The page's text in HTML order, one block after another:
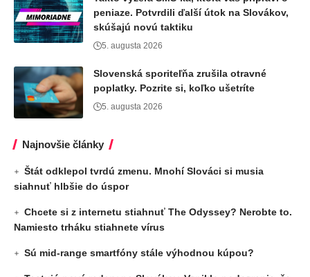
peniaze. Potvrdili ďalší útok na Slovákov,
skúšajú novú taktiku
5. augusta 2026
Slovenská sporiteľňa zrušila otravné
poplatky. Pozrite si, koľko ušetríte
5. augusta 2026
Najnovšie články
Štát odklepol tvrdú zmenu. Mnohí Slováci si musia
siahnuť hlbšie do úspor
Chcete si z internetu stiahnuť The Odyssey? Nerobte to.
Namiesto trháku stiahnete vírus
Sú mid-range smartfóny stále výhodnou kúpou?